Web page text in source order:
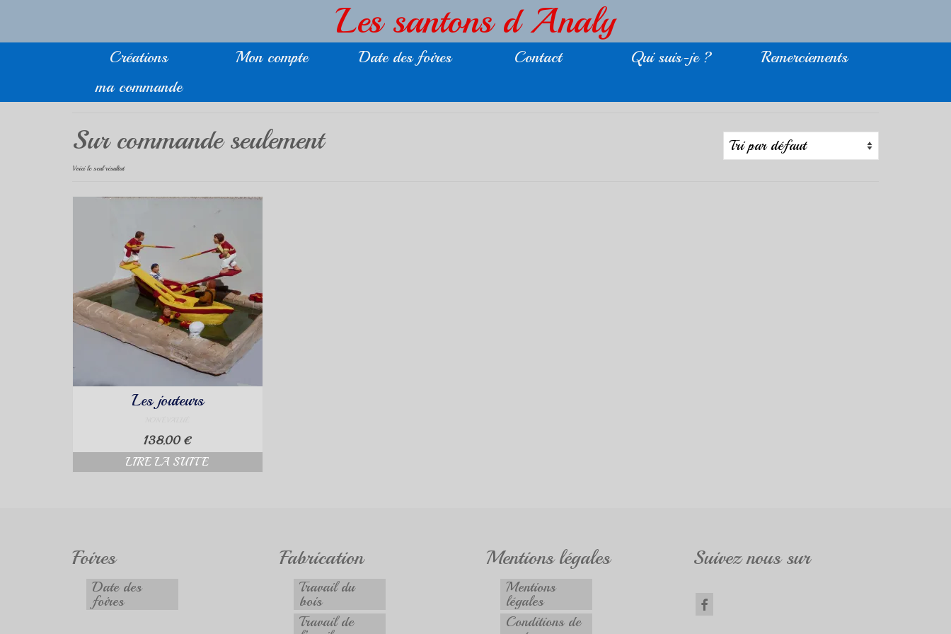
Les santons d Analy
Créations Mon compte Date des foires Contact Qui suis-je ?
Remerciements
ma commande
Sur commande seulement
Voici le seul résultat
Les jouteurs
138.00€
LIRE LA SUITE
Foires
Date des
foires
Fabrication
Travail du
bois
Travail de
Mentions légales
Mentions
légales
Conditions de
Suivez nous sur